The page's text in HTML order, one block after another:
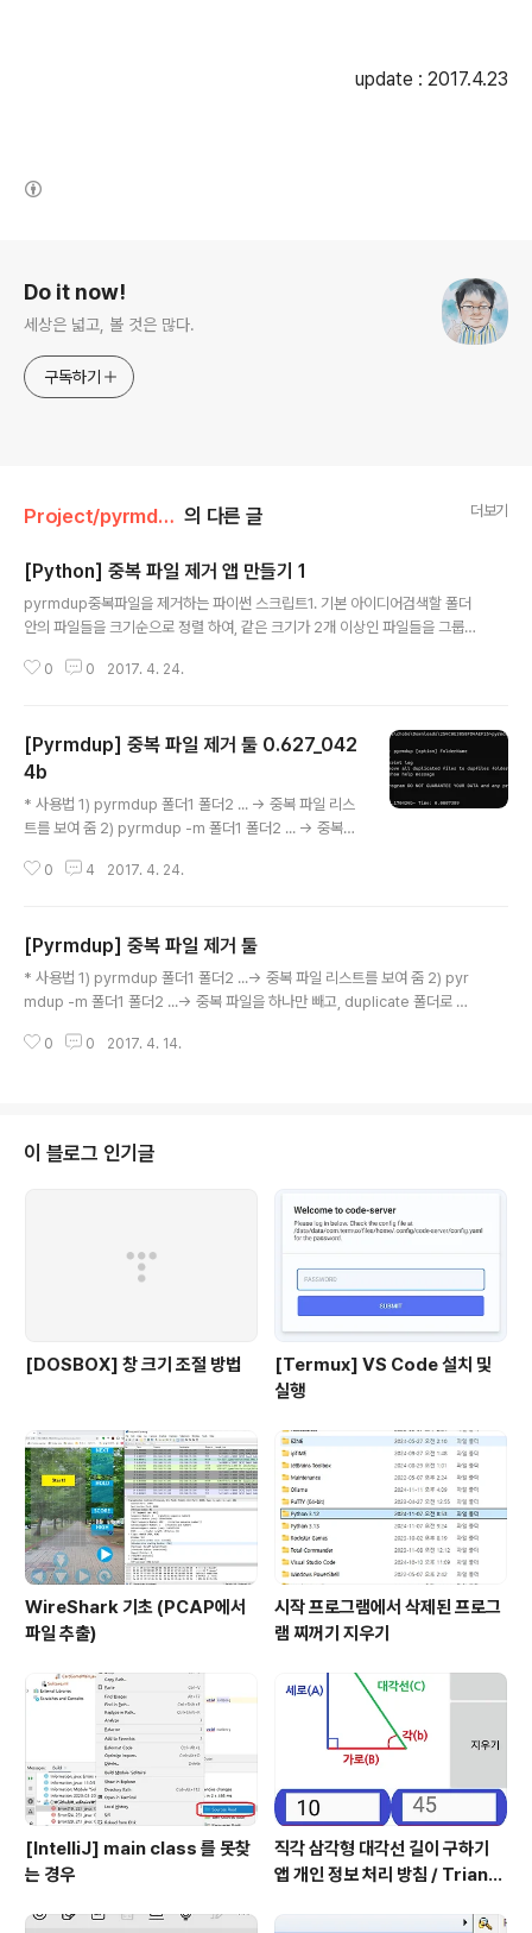
update : 2017.4.23
Do it now!
세상은 넓고, 볼 것은 많다.
구독하기
Project/pyrmdup 의 다른 글 더보기
[Python] 중복 파일 제거 앱 만들기 1
pyrmdup중복파일을 제거하는 파이썬 스크립트1. 기본 아이디어검색할 폴더
안의 파일들을 크기순으로 정렬 하여, 같은 크기가 2개 이상인 파일들을 그룹으
같은 값인 파일들만 남기기 같은 그룹에 속한 파일들을 1:1로 비교2. 구현2.1 p
일을 dupfiles 폴더로 옮김 -d : 자세한 로그를 출력하기 -h : 도움말을 보여줌
#-*- coding: utf-8 -*- import sys def main(folderli..
0 0 2017. 4. 24.
[Pyrmdup] 중복 파일 제거 툴 0.627_042
4b
* 사용법 1) pyrmdup 폴더1 폴더2 ... -> 중복 파일 리스
트를 보여 줌 2) pyrmdup -m 폴더1 폴더2 ... -> 중복
ithub.com/chobocho/pyrmdup 2022.12.28일 업
이 됩니다.
0 4 2017. 4. 24.
[Pyrmdup] 중복 파일 제거 툴
* 사용법 1) pyrmdup 폴더1 폴더2 ...-> 중복 파일 리스트를 보여 줌 2) pyr
mdup -m 폴더1 폴더2 ...-> 중복 파일을 하나만 빼고, duplicate 폴더로 모
0 0 2017. 4. 14.
이 블로그 인기글
[DOSBOX] 창 크기 조절 방법
[Termux] VS Code 설치 및
실행
WireShark 기초 (PCAP에서
파일 추출)
시작 프로그램에서 삭제된 프로그
램 찌꺼기 지우기
[IntelliJ] main class 를 못찾
는 경우
직각 삼각형 대각선 길이 구하기
앱 개인 정보 처리 방침 / Triangl
cy